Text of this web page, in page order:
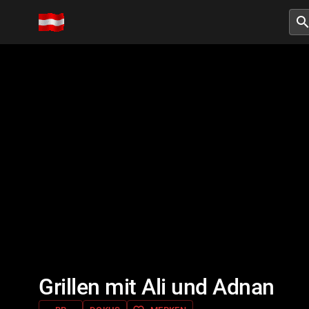
Grillen mit Ali und Adnan